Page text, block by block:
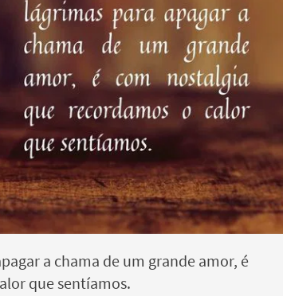
a chama de um grande amor, é
que sentíamos.